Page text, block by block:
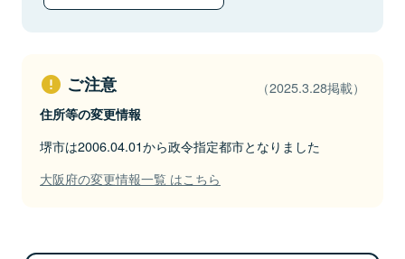
ご注意 （2025.3.28掲載）
住所等の変更情報
堺市は2006.04.01から政令指定都市となりました
大阪府の変更情報一覧 はこちら